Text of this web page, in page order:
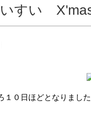
すい
１０日ほどとなりました